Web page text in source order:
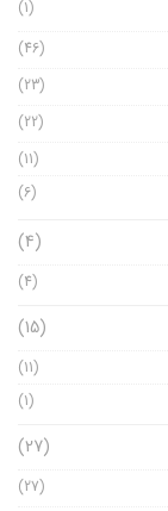
(1)
(46)
(23)
(22)
(11)
(6)
(4)
(4)
(15)
(11)
(1)
(27)
(27)